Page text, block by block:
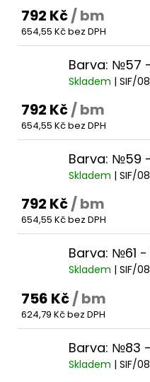
792 Kč/ bm
654,55 Kč bez DPH
Barva: №57
Skladem | SIF/
792 Kč/ bm
654,55 Kč bez DPH
Barva: №59
Skladem | SIF/
792 Kč/ bm
654,55 Kč bez DPH
Barva: №61
Skladem | SIF/
756 Kč/ bm
624,79 Kč bez DPH
Barva: №83
Skladem | SIF/